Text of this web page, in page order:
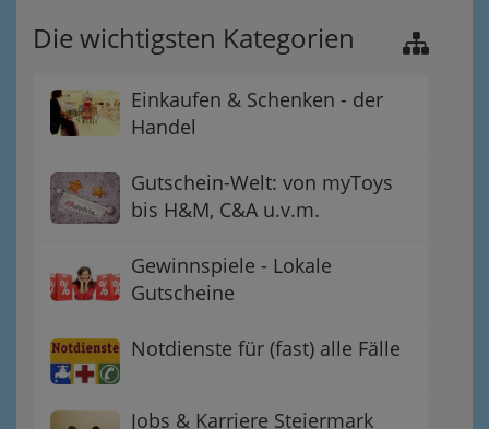
Die wichtigsten Kategorien
Einkaufen & Schenken - der
Handel
Gutschein-Welt: von myToys
bis H&M, C&A u.v.m.
Gewinnspiele - Lokale
Gutscheine
Notdienste für (fast) alle Fälle
Jobs & Karriere Steiermark